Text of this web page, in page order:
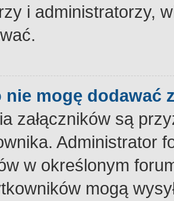
i administratorzy,
nie mogę dodawać
załączników są
Administrator
w określonym
mogą